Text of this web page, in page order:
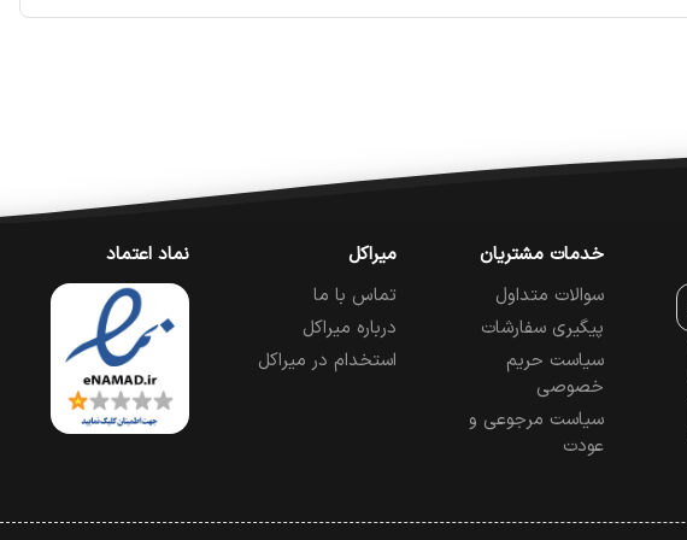
خدمات مشتریان
سوالات متداول
پیگیری سفارشات
سیاست حریم
خصوصی
سیاست مرجوعی و
عودت
میراکل
تماس با ما
درباره میراکل
استخدام در میراکل
نماد اعتماد